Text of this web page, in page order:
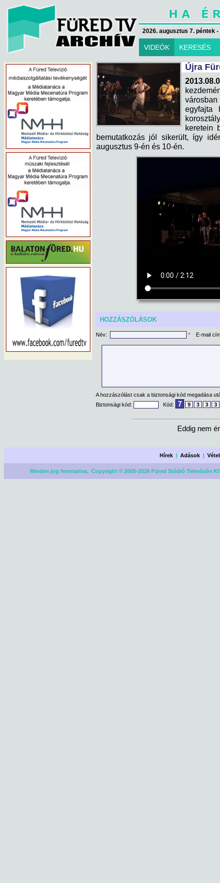
2026. augusztus 7. péntek
VIDEÓK KERESÉS
Újra
egyfajta
keretein
bemutatkozás jól sikerült, így
augusztus 9-én és 10-én.
HOZZÁSZÓLÁSOK
Név: * E-mail
A hozzászólást csak a biztonsági kód megadása
Biztonsági kód:
Kód: 7 9 3 3 3
Eddig nem
Hírek |Adások |
Minden jog fenntartva. Copyright © 2005-2026 Füred Stúdió Televíziós